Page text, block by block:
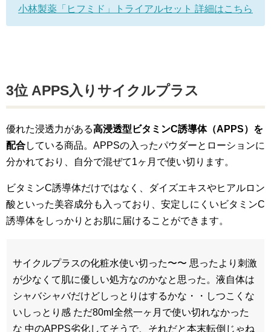
小林製薬「ヒフミド」トライアルセット 詳細はこちら
3位 APPS入りサイクルプラス
優れた浸透力がある高浸透型ビタミンC誘導体（APPS）を
配合している商品。APPSの入ったパウダーとローションに
分かれており、自分で混ぜて1ヶ月で使い切ります。
ビタミンC誘導体だけではなく、ダイズエキスやヒアルロン
酸といった美容成分も入っており、安定しにくいビタミンC
誘導体をしっかりとお肌に届けることができます。
サイクルプラスの化粧水使い切った〜〜 思ったより刺激
が少なくて肌に優しい処方なのかなと思った。液自体は
シャバシャバだけどしっとりはするかな・・しつこくな
いしっとり感 ただ80ml全然一ヶ月で使い切れなかった
な 中のAPPS劣化してそうで、それだと本末転倒じゃね